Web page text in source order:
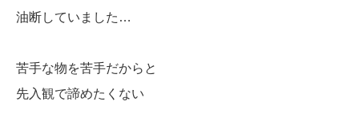
油断していました…
苦手な物を苦手だからと
先入観で諦めたくない